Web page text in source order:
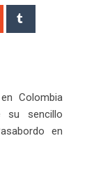
StumbleUpon
Colombia
su sencillo
en